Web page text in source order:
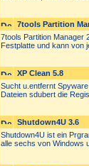
7tools Partition
7tools Partition Manager
Festplatte und kann von
XP Clean 5.8
Sucht u.entfernt
Dateien sdubert die
Shutdown4U 3.6
Shutdown4U ist ein
alle sechs von Windows